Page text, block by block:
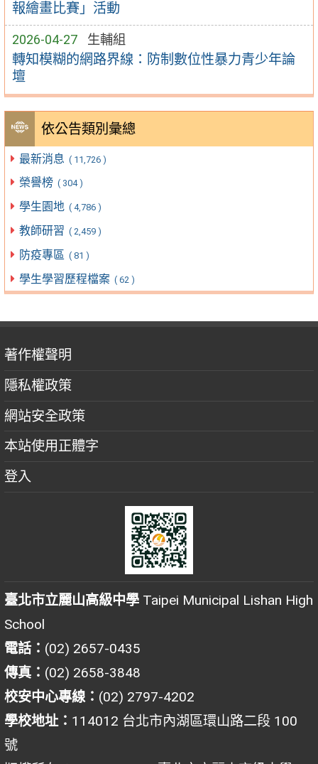
報繪畫比賽」活動
2026-04-27 生輔組
轉知模糊的網路界線：防制數位性暴力青少年論
壇
依公告類別彙總
最新消息 ( 11,726 )
榮譽榜 ( 304 )
學生園地 ( 4,786 )
教師研習 ( 2,459 )
防疫專區 ( 81 )
學生學習歷程檔案 ( 62 )
著作權聲明
隱私權政策
網站安全政策
本站使用正體字
登入
臺北市立麗山高級中學 Taipei Municipal Lishan High
School
電話： (02) 2657-0435
傳真： (02) 2658-3848
校安中心專線： (02) 2797-4202
學校地址： 114012 台北市內湖區環山路二段 100
號